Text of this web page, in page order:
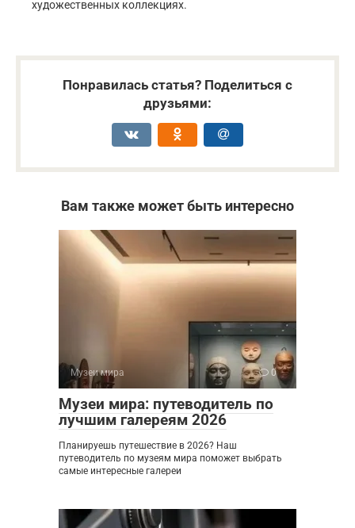
художественных коллекциях.
Понравилась статья? Поделиться с
друзьями:
Вам также может быть интересно
Музеи мира 0
Музеи мира: путеводитель по
лучшим галереям 2026
Планируешь путешествие в 2026? Наш
путеводитель по музеям мира поможет выбрать
самые интересные галереи